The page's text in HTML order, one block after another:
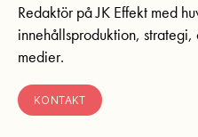
Redaktör på JK Effekt med
innehållsproduktion,
medier.
KONTAKT